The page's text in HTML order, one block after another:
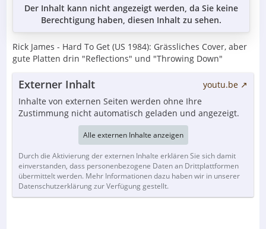
Der Inhalt kann nicht angezeigt werden, da Sie keine
Berechtigung haben, diesen Inhalt zu sehen.
Rick James - Hard To Get (US 1984): Grässliches Cover, aber
gute Platten drin "Reflections" und "Throwing Down"
Externer Inhalt
youtu.be
Inhalte von externen Seiten werden ohne Ihre
Zustimmung nicht automatisch geladen und angezeigt.
Alle externen Inhalte anzeigen
Durch die Aktivierung der externen Inhalte erklären Sie sich damit
einverstanden, dass personenbezogene Daten an Drittplattformen
übermittelt werden. Mehr Informationen dazu haben wir in unserer
Datenschutzerklärung zur Verfügung gestellt.